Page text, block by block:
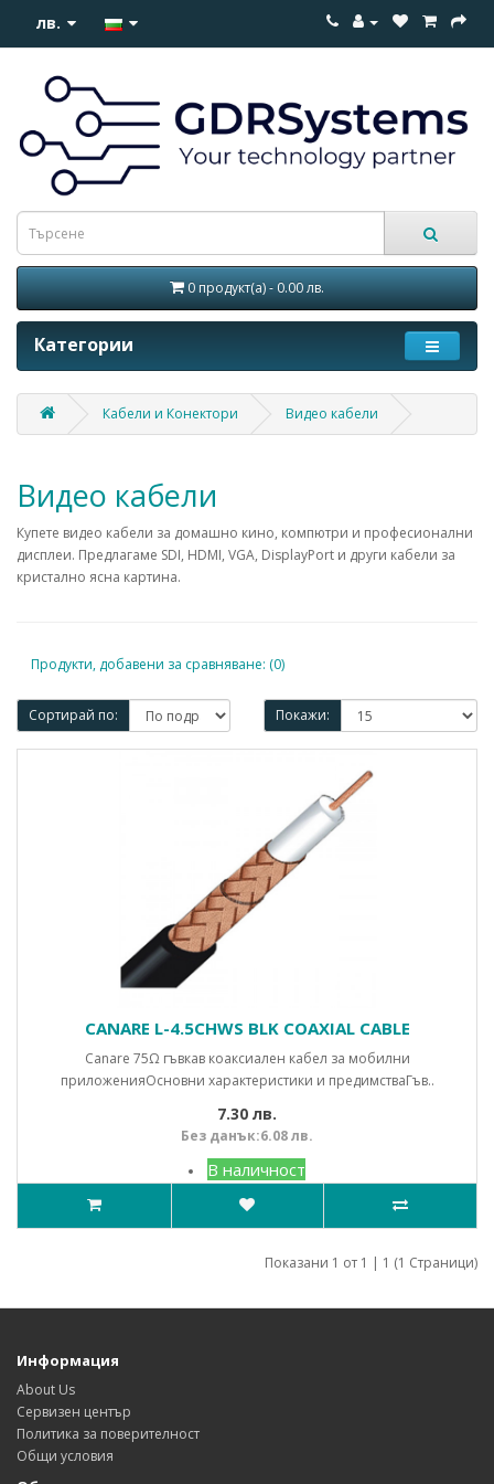
лв.
0 продукт(а) - 0.00 лв.
Категории
Кабели и Конектори Видео кабели
Видео кабели
Купете видео кабели за домашно кино, компютри и професионални
дисплеи. Предлагаме SDI, HDMI, VGA, DisplayPort и други кабели за
кристално ясна картина.
Продукти, добавени за сравняване: (0)
Сортирай по: Покажи:
CANARE L-4.5CHWS BLK COAXIAL CABLE
Canare 75Ω гъвкав коаксиален кабел за мобилни
приложенияОсновни характеристики и предимстваГъв..
7.30 лв.
Без данък:6.08 лв.
В наличност
Показани 1 от 1 | 1 (1 Страници)
Информация
About Us
Сервизен център
Политика за поверителност
Общи условия